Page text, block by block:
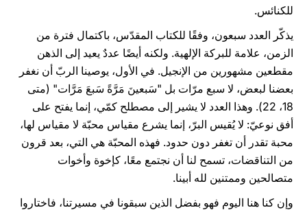
للكنائس.
يذكّر العدد سبعون، وفقًا للكتاب المقدّس، باكتمال فترة من
الزمن، علامة للبركة الإلهية. ولكنه أيضًا عددٌ يعيد إلى الذهن
مقطعين مشهورين من الإنجيل. في الأول، يوصينا الربّ أن نغفر
بعضنا لبعض، لا سبع مرّات بل "سَبعينَ مَرَّةً سَبعَ مَرَّات" (متى
18، 22). وهذا العدد لا يشير إلى مصطلح كمّي، إنما يفتح على
أفق نوعيّ: لا يُقيس البرّ، إنما يشرع مقياس محبّة لا مقياس لها،
محبة تقدر أن تغفر دون حدود. فهذه المحبّة هي التي، بعد قرون
من التناقضات، تسمح لنا أن نجتمع معًا، كإخوة وأخوات
متصالحين وممتنين لله أبينا.
وإن كنا هنا اليوم فهو بفضل الذين سبقونا في مسيرتنا، فاختاروا